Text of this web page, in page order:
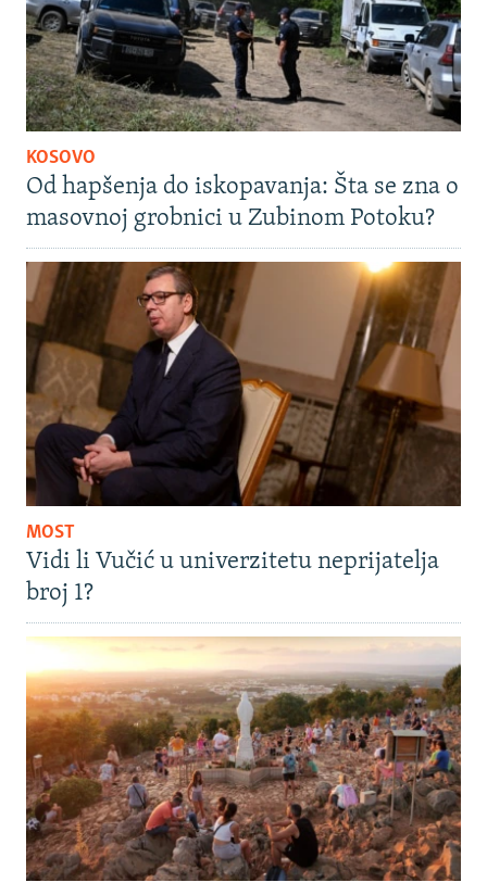
KOSOVO
Od hapšenja do iskopavanja: Šta se zna o
masovnoj grobnici u Zubinom Potoku?
MOST
Vidi li Vučić u univerzitetu neprijatelja
broj 1?